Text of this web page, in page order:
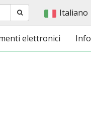
Italiano
elettronici Info